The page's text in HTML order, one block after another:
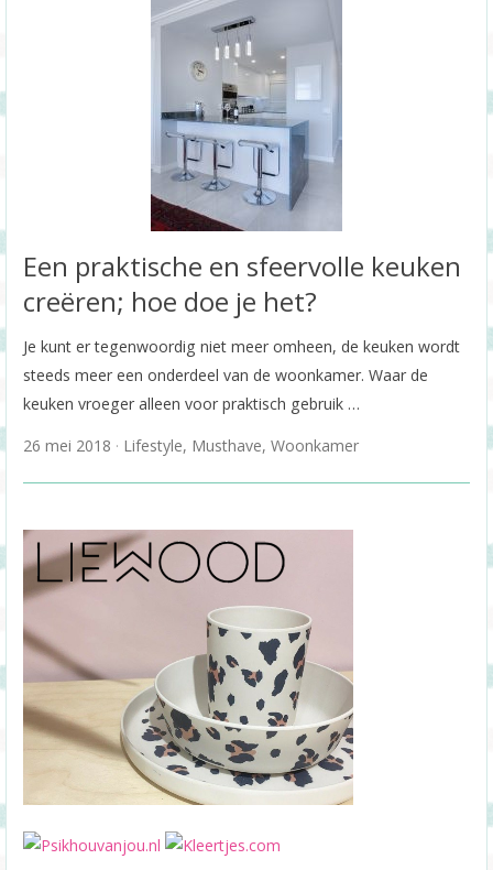
Een praktische en sfeervolle keuken
creëren; hoe doe je het?
Je kunt er tegenwoordig niet meer omheen, de keuken wordt
steeds meer een onderdeel van de woonkamer. Waar de
keuken vroeger alleen voor praktisch gebruik …
26 mei 2018
Lifestyle, Musthave, Woonkamer